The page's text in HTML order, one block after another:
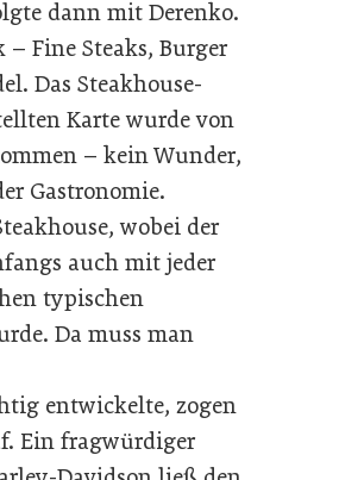
dann mit Derenko.
– Fine Steaks, Burger
Das Steakhouse-
Karte wurde von
– kein Wunder,
Gastronomie.
wobei der
auch mit jeder
typischen
Da muss man
entwickelte, zogen
Ein fragwürdiger